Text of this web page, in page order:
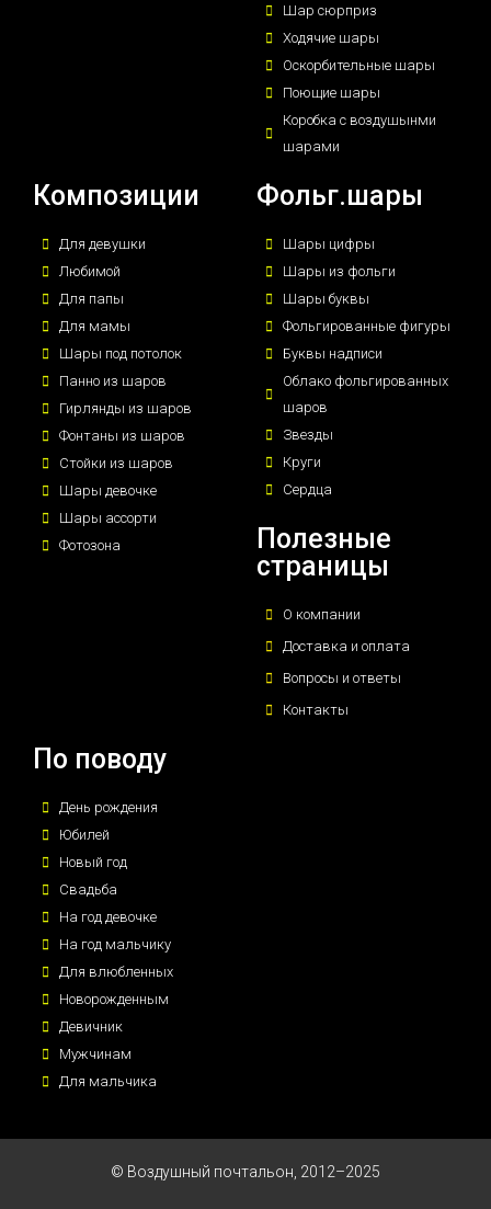
Шар сюрприз
Ходячие шары
Оскорбительные шары
Поющие шары
Коробка с воздушынми
шарами
Композиции
Для девушки
Любимой
Для папы
Для мамы
Шары под потолок
Панно из шаров
Гирлянды из шаров
Фонтаны из шаров
Стойки из шаров
Шары девочке
Шары ассорти
Фотозона
Фольг.шары
Шары цифры
Шары из фольги
Шары буквы
Фольгированные фигуры
Буквы надписи
Облако фольгированных
шаров
Звезды
Круги
Сердца
Полезные
страницы
О компании
Доставка и оплата
Вопросы и ответы
Контакты
По поводу
День рождения
Юбилей
Новый год
Свадьба
На год девочке
На год мальчику
Для влюбленных
Новорожденным
Девичник
Мужчинам
Для мальчика
© Воздушный почтальон, 2012–2025